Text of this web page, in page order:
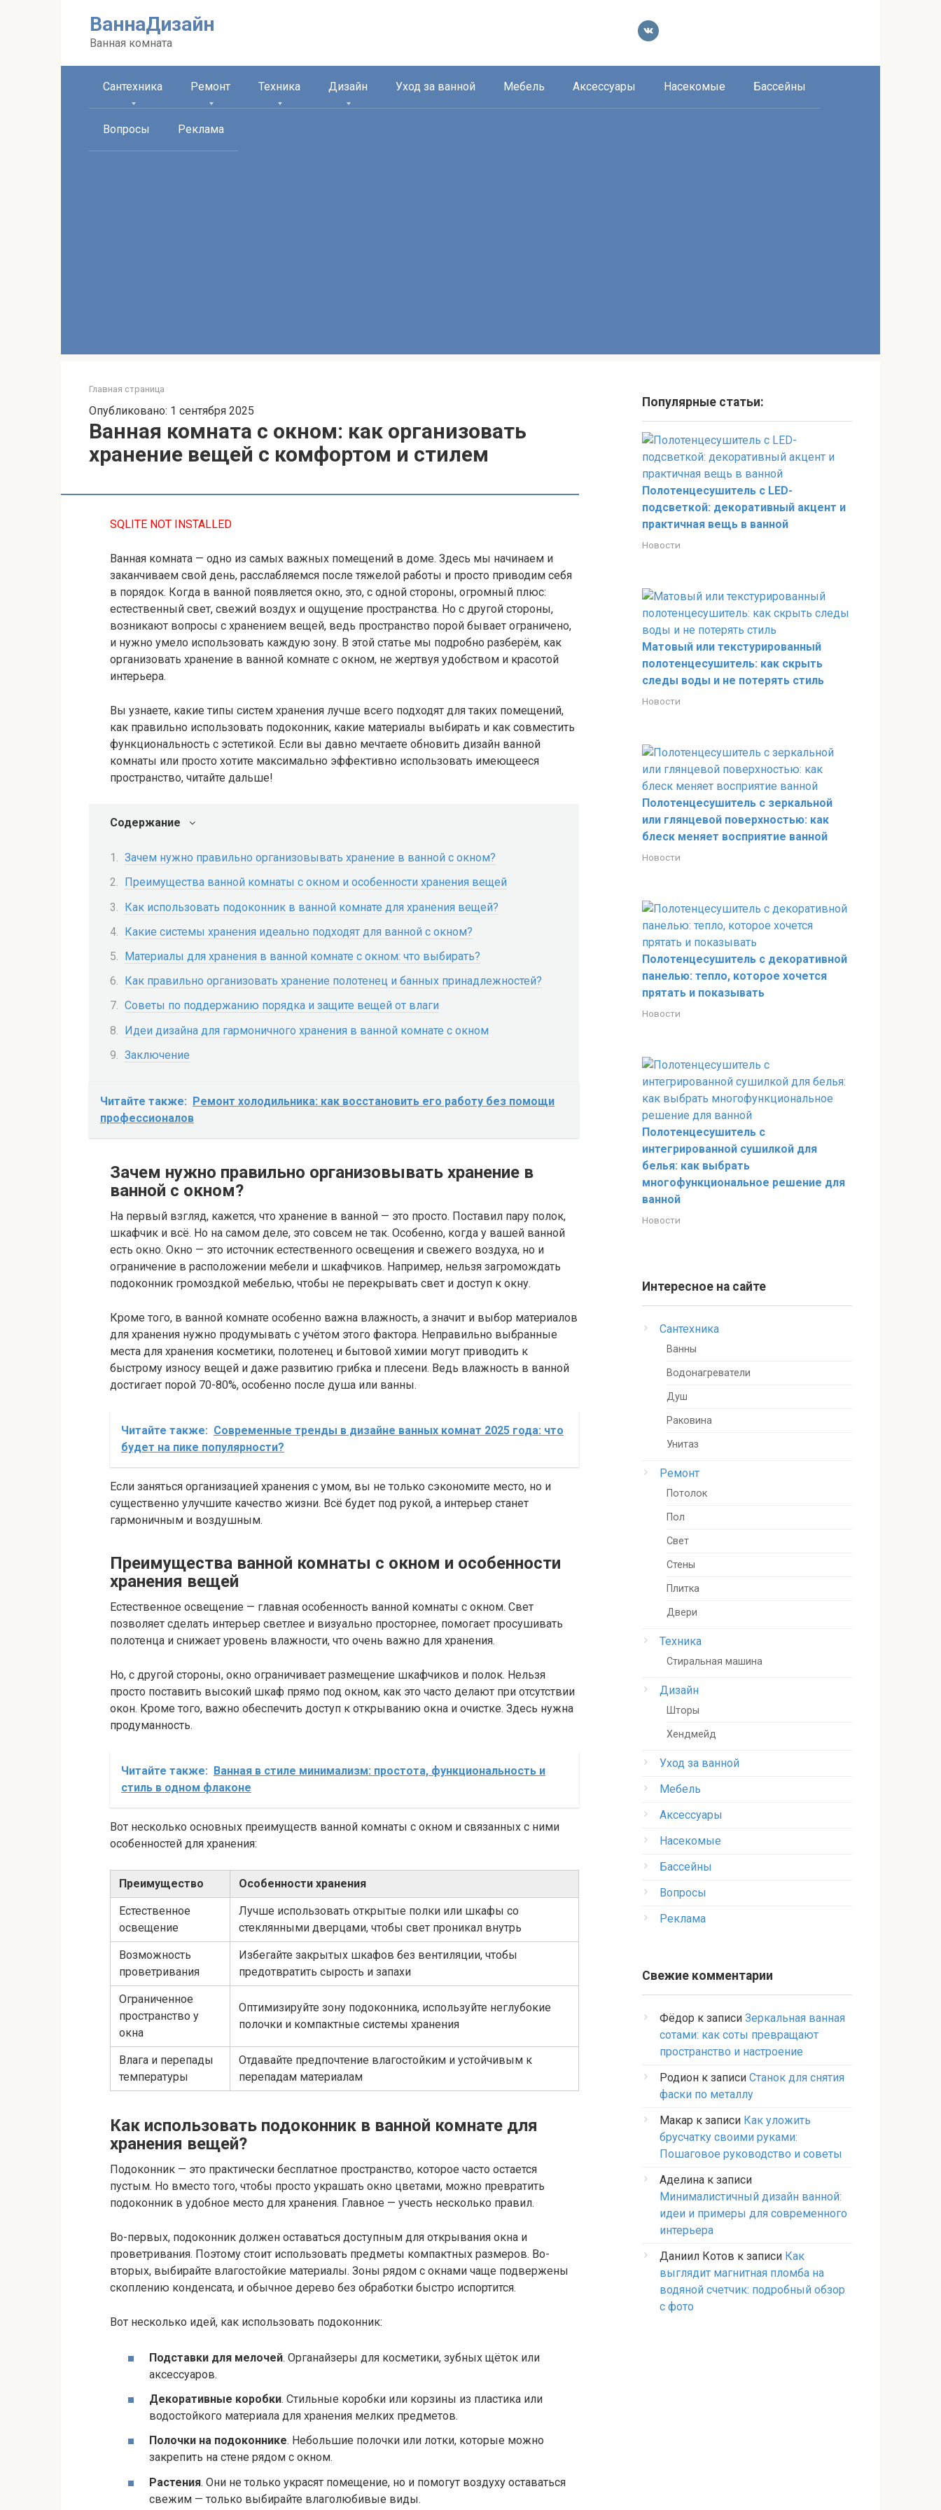
ВаннаДизайн
Ванная комната
Сантехника Ремонт Техника Дизайн Уход за ванной Мебель Аксессуары Насекомые Бассейны
Вопросы Реклама
Главная страница
Опубликовано: 1 сентября 2025
Ванная комната с окном: как организовать
хранение вещей с комфортом и стилем
SQLITE NOT INSTALLED
Ванная комната — одно из самых важных помещений в доме. Здесь мы начинаем и
заканчиваем свой день, расслабляемся после тяжелой работы и просто приводим себя
в порядок. Когда в ванной появляется окно, это, с одной стороны, огромный плюс:
естественный свет, свежий воздух и ощущение пространства. Но с другой стороны,
возникают вопросы с хранением вещей, ведь пространство порой бывает ограничено,
и нужно умело использовать каждую зону. В этой статье мы подробно разберём, как
организовать хранение в ванной комнате с окном, не жертвуя удобством и красотой
интерьера.
Вы узнаете, какие типы систем хранения лучше всего подходят для таких помещений,
как правильно использовать подоконник, какие материалы выбирать и как совместить
функциональность с эстетикой. Если вы давно мечтаете обновить дизайн ванной
комнаты или просто хотите максимально эффективно использовать имеющееся
пространство, читайте дальше!
Содержание
Зачем нужно правильно организовывать хранение в ванной с окном?
Преимущества ванной комнаты с окном и особенности хранения вещей
Как использовать подоконник в ванной комнате для хранения вещей?
Какие системы хранения идеально подходят для ванной с окном?
Материалы для хранения в ванной комнате с окном: что выбирать?
Как правильно организовать хранение полотенец и банных принадлежностей?
Советы по поддержанию порядка и защите вещей от влаги
Идеи дизайна для гармоничного хранения в ванной комнате с окном
Заключение
Читайте также: Ремонт холодильника: как восстановить его работу без помощи
профессионалов
Зачем нужно правильно организовывать хранение в
ванной с окном?
На первый взгляд, кажется, что хранение в ванной — это просто. Поставил пару полок,
шкафчик и всё. Но на самом деле, это совсем не так. Особенно, когда у вашей ванной
есть окно. Окно — это источник естественного освещения и свежего воздуха, но и
ограничение в расположении мебели и шкафчиков. Например, нельзя загромождать
подоконник громоздкой мебелью, чтобы не перекрывать свет и доступ к окну.
Кроме того, в ванной комнате особенно важна влажность, а значит и выбор материалов
для хранения нужно продумывать с учётом этого фактора. Неправильно выбранные
места для хранения косметики, полотенец и бытовой химии могут приводить к
быстрому износу вещей и даже развитию грибка и плесени. Ведь влажность в ванной
достигает порой 70-80%, особенно после душа или ванны.
Читайте также: Современные тренды в дизайне ванных комнат 2025 года: что
будет на пике популярности?
Если заняться организацией хранения с умом, вы не только сэкономите место, но и
существенно улучшите качество жизни. Всё будет под рукой, а интерьер станет
гармоничным и воздушным.
Преимущества ванной комнаты с окном и особенности
хранения вещей
Естественное освещение — главная особенность ванной комнаты с окном. Свет
позволяет сделать интерьер светлее и визуально просторнее, помогает просушивать
полотенца и снижает уровень влажности, что очень важно для хранения.
Но, с другой стороны, окно ограничивает размещение шкафчиков и полок. Нельзя
просто поставить высокий шкаф прямо под окном, как это часто делают при отсутствии
окон. Кроме того, важно обеспечить доступ к открыванию окна и очистке. Здесь нужна
продуманность.
Читайте также: Ванная в стиле минимализм: простота, функциональность и
стиль в одном флаконе
Вот несколько основных преимуществ ванной комнаты с окном и связанных с ними
особенностей для хранения:
Преимущество Особенности хранения
Естественное
освещение
Лучше использовать открытые полки или шкафы со
стеклянными дверцами, чтобы свет проникал внутрь
Возможность
проветривания
Избегайте закрытых шкафов без вентиляции, чтобы
предотвратить сырость и запахи
Ограниченное
пространство у
окна
Оптимизируйте зону подоконника, используйте неглубокие
полочки и компактные системы хранения
Влага и перепады
температуры
Отдавайте предпочтение влагостойким и устойчивым к
перепадам материалам
Как использовать подоконник в ванной комнате для
хранения вещей?
Подоконник — это практически бесплатное пространство, которое часто остается
пустым. Но вместо того, чтобы просто украшать окно цветами, можно превратить
подоконник в удобное место для хранения. Главное — учесть несколько правил.
Во-первых, подоконник должен оставаться доступным для открывания окна и
проветривания. Поэтому стоит использовать предметы компактных размеров. Во-
вторых, выбирайте влагостойкие материалы. Зоны рядом с окнами чаще подвержены
скоплению конденсата, и обычное дерево без обработки быстро испортится.
Вот несколько идей, как использовать подоконник:
Подставки для мелочей. Органайзеры для косметики, зубных щёток или
аксессуаров.
Декоративные коробки. Стильные коробки или корзины из пластика или
водостойкого материала для хранения мелких предметов.
Полочки на подоконнике. Небольшие полочки или лотки, которые можно
закрепить на стене рядом с окном.
Растения. Они не только украсят помещение, но и помогут воздуху оставаться
свежим — только выбирайте влаголюбивые виды.
Популярные статьи:
Полотенцесушитель с LED-
подсветкой: декоративный акцент и
практичная вещь в ванной
Новости
Матовый или текстурированный
полотенцесушитель: как скрыть
следы воды и не потерять стиль
Новости
Полотенцесушитель с зеркальной
или глянцевой поверхностью: как
блеск меняет восприятие ванной
Новости
Полотенцесушитель с декоративной
панелью: тепло, которое хочется
прятать и показывать
Новости
Полотенцесушитель с
интегрированной сушилкой для
белья: как выбрать
многофункциональное решение для
ванной
Новости
Интересное на сайте
Сантехника
Ванны
Водонагреватели
Душ
Раковина
Унитаз
Ремонт
Потолок
Пол
Свет
Стены
Плитка
Двери
Техника
Стиральная машина
Дизайн
Шторы
Хендмейд
Уход за ванной
Мебель
Аксессуары
Насекомые
Бассейны
Вопросы
Реклама
Свежие комментарии
Фёдор к записи Зеркальная ванная
сотами: как соты превращают
пространство и настроение
Родион к записи Станок для снятия
фаски по металлу
Макар к записи Как уложить
брусчатку своими руками:
Пошаговое руководство и советы
Аделина к записи
Минималистичный дизайн ванной:
идеи и примеры для современного
интерьера
Даниил Котов к записи Как
выглядит магнитная пломба на
водяной счетчик: подробный обзор
с фото